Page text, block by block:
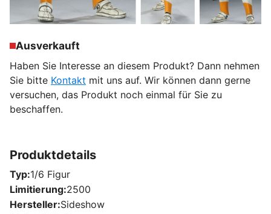
Ausverkauft
Haben Sie Interesse an diesem Produkt? Dann nehmen
Sie bitte Kontakt mit uns auf. Wir können dann gerne
versuchen, das Produkt noch einmal für Sie zu
beschaffen.
Produktdetails
Typ 1/6 Figur
Limitierung 2500
Hersteller Sideshow